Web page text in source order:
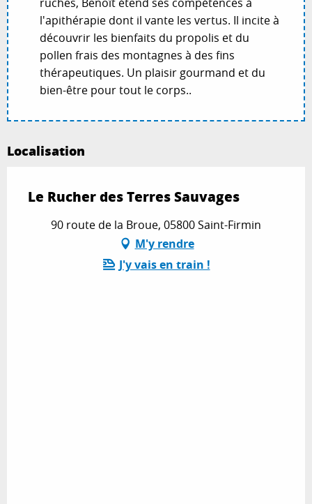
l'apithérapie dont il vante les vertus. Il incite à
découvrir les bienfaits du propolis et du
pollen frais des montagnes à des fins
thérapeutiques. Un plaisir gourmand et du
bien-être pour tout le corps..
Localisation
Le Rucher des Terres Sauvages
90 route de la Broue, 05800 Saint-Firmin
M'y rendre
J'y vais en train !